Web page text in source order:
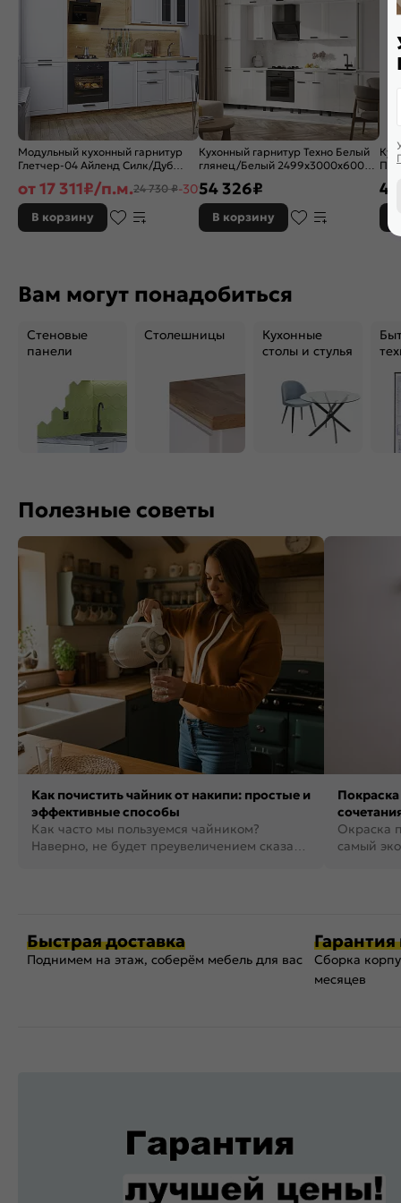
Модульный кухонный гарнитур
Глетчер-04 Айленд Силк/Дуб
Вотан 2140x2700x600
от17 311₽/п.м.24 730 ₽-30%
В корзину
Кухонный гарнитур Техно Белый
глянец/Белый 2499x3000x600
54 326₽
В корзину
Вам могут понадобиться
Стеновые
панели
Столешницы
Кухонные
столы и стулья
Полезные советы
Как почистить чайник от накипи: простые и
эффективные способы
Как часто мы пользуемся чайником?
Наверно, не будет преувеличением сказать,
фото
Окраска
самый
Быстрая доставка
Поднимем на этаж, соберём мебель для вас
Гарантия
Сборка
месяцев